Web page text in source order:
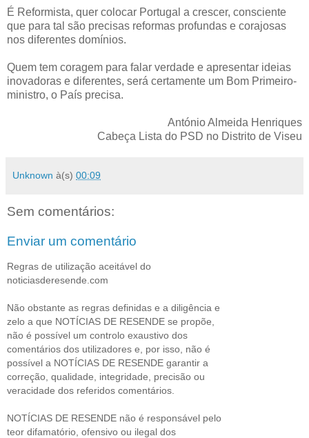
É Reformista, quer colocar Portugal a crescer, consciente
que para tal são precisas reformas profundas e corajosas
nos diferentes domínios.
Quem tem coragem para falar verdade e apresentar ideias
inovadoras e diferentes, será certamente um Bom Primeiro-
ministro, o País precisa.
António Almeida Henriques
Cabeça Lista do PSD no Distrito de Viseu
Unknown à(s) 00:09
Sem comentários:
Enviar um comentário
Regras de utilização aceitável do
noticiasderesende.com
Não obstante as regras definidas e a diligência e
zelo a que NOTÍCIAS DE RESENDE se propõe,
não é possível um controlo exaustivo dos
comentários dos utilizadores e, por isso, não é
possível a NOTÍCIAS DE RESENDE garantir a
correção, qualidade, integridade, precisão ou
veracidade dos referidos comentários.
NOTÍCIAS DE RESENDE não é responsável pelo
teor difamatório, ofensivo ou ilegal dos